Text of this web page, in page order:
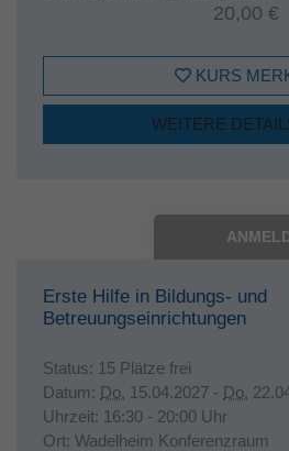
20,00 €
KURS
WEITERE
Erste Hilfe in Bildungs- und
Betreuungseinrichtungen
Status: 15 Plätze frei
Datum: Do. 15.04.2027 - Do.
Uhrzeit: 16:30 - 20:00 Uhr
Ort: Wadelheim Konferenzraum